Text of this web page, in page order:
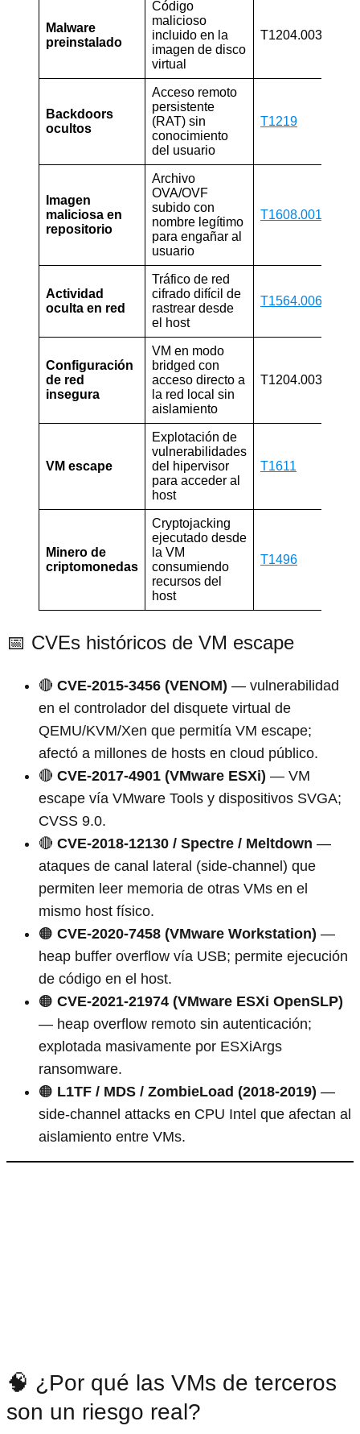
Malware
preinstalado
Código
malicioso
incluido en la
imagen de disco
virtual
T1204.003
Backdoors
ocultos
Acceso remoto
persistente
(RAT) sin
conocimiento
del usuario
T1219
Imagen
maliciosa en
repositorio
Archivo
OVA/OVF
subido con
nombre legítimo
para engañar al
usuario
T1608.001
Actividad
oculta en red
Tráfico de red
cifrado difícil de
rastrear desde
el host
T1564.006
Configuración
de red
insegura
VM en modo
bridged con
acceso directo a
la red local sin
aislamiento
T1204.003
VM escape
Explotación de
vulnerabilidades
del hipervisor
para acceder al
host
T1611
Minero de
criptomonedas
Cryptojacking
ejecutado desde
la VM
consumiendo
recursos del
host
T1496
📅 CVEs históricos de VM escape
🔴 CVE-2015-3456 (VENOM) — vulnerabilidad
en el controlador del disquete virtual de
QEMU/KVM/Xen que permitía VM escape;
afectó a millones de hosts en cloud público.
🔴 CVE-2017-4901 (VMware ESXi) — VM
escape vía VMware Tools y dispositivos SVGA;
CVSS 9.0.
🔴 CVE-2018-12130 / Spectre / Meltdown —
ataques de canal lateral (side-channel) que
permiten leer memoria de otras VMs en el
mismo host físico.
🟠 CVE-2020-7458 (VMware Workstation) —
heap buffer overflow vía USB; permite ejecución
de código en el host.
🟠 CVE-2021-21974 (VMware ESXi OpenSLP)
— heap overflow remoto sin autenticación;
explotada masivamente por ESXiArgs
ransomware.
🟠 L1TF / MDS / ZombieLoad (2018-2019) —
side-channel attacks en CPU Intel que afectan al
aislamiento entre VMs.
🧠 ¿Por qué las VMs de terceros
son un riesgo real?